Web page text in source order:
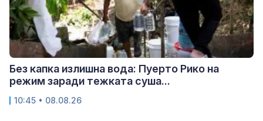
Без капка излишна вода: Пуерто Рико на
режим заради тежката суша...
10:45 • 08.08.26